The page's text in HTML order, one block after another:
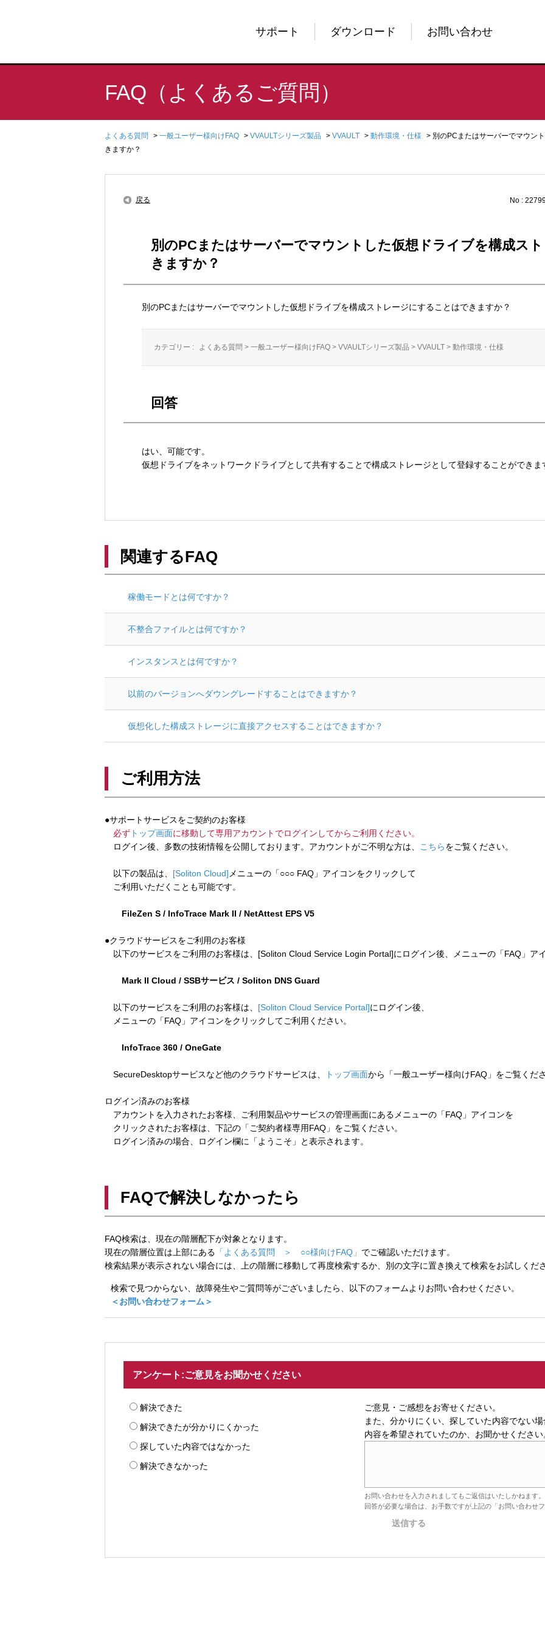
サポート ダウンロード お問い合わせ
FAQ（よくあるご質問）
よくある質問 > 一般ユーザー様向けFAQ > VVAULTシリーズ製品 > VVAULT > 動作環境・仕様 > 別のPCまたはサーバーでマウン
きますか？
戻る No :
別のPCまたはサーバーでマウントした仮想ドライブを構成ス
きますか？
別のPCまたはサーバーでマウントした仮想ドライブを構成ストレージにすることはできますか？
カテゴリー : よくある質問 > 一般ユーザー様向けFAQ > VVAULTシリーズ製品 > VVAULT > 動作環境・仕様
回答
はい、可能です。
仮想ドライブをネットワークドライブとして共有することで構成ストレージとして登録することができま
関連するFAQ
稼働モードとは何ですか？
不整合ファイルとは何ですか？
インスタンスとは何ですか？
以前のバージョンへダウングレードすることはできますか？
仮想化した構成ストレージに直接アクセスすることはできますか？
ご利用方法
●サポートサービスをご契約のお客様
必ず トップ画面に移動して専用アカウントでログインしてからご利用ください。
ログイン後、多数の技術情報を公開しております。アカウントがご不明な方は、
こちらをご覧ください。
以下の製品は、 [Soliton Cloud] メニューの「○○○ FAQ」アイコンをクリックして
ご利用いただくことも可能です。
FileZen S / InfoTrace Mark II / NetAttest EPS V5
●クラウドサービスをご利用のお客様
以下のサービスをご利用のお客様は、[Soliton Cloud Service Login Portal]にログイン後、メニューの「FAQ」ア
Mark II Cloud / SSBサービス / Soliton DNS Guard
以下のサービスをご利用のお客様は、 [Soliton Cloud Service Portal]にログイン後、
メニューの「FAQ」アイコンをクリックしてご利用ください。
InfoTrace 360 / OneGate
SecureDesktopサービスなど他のクラウドサービスは、 トップ画面から「一般ユーザー様向けFAQ」をご覧くだ
ログイン済みのお客様
アカウントを入力されたお客様、ご利用製品やサービスの管理画面にあるメニューの「FAQ」アイコンを
クリックされたお客様は、下記の「ご契約者様専用FAQ」をご覧ください。
ログイン済みの場合、ログイン欄に「ようこそ」と表示されます。
FAQで解決しなかったら
FAQ検索は、現在の階層配下が対象となります。
現在の階層位置は上部にある 「よくある質問 ＞ ○○様向けFAQ」 でご確認いただけます。
検索結果が表示されない場合には、上の階層に移動して再度検索するか、別の文字に置き換えて検索をお試しくだ
検索で見つからない、故障発生やご質問等がございましたら、以下のフォームよりお問い合わせください。
＜お問い合わせフォーム＞
アンケート:ご意見をお聞かせください
解決できた
解決できたが分かりにくかった
探していた内容ではなかった
解決できなかった
ご意見・ご感想をお寄せください。
また、分かりにくい、探していた内容でない
内容を希望されていたのか、お聞かせください
お問い合わせを入力されましてもご返信はいたしかねます。
回答が必要な場合は、お手数ですが上記の「お問い合わせ